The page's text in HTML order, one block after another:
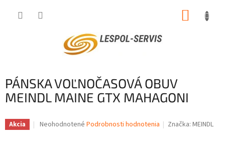
PÁNSKA VOĽNOČASOVÁ OBUV
MEINDL MAINE GTX MAHAGONI
Akcia
Priemerné
Neohodnotené Podrobnosti hodnotenia Značka:MEINDL